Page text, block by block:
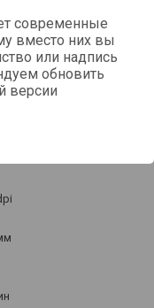
современные
вместо них вы
или надпись
обновить
версии